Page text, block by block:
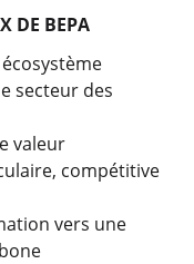
DE BEPA
secteur des
valeur
compétitive
vers une